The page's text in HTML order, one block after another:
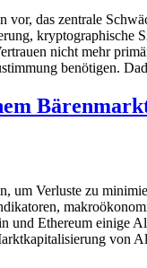
das zentrale
nicht mehr
benötigen.
um Verluste zu
Ethereum einige
von